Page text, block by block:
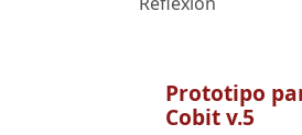
Prototipo
Cobit v.5